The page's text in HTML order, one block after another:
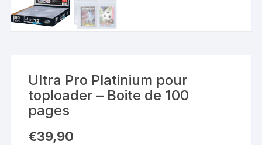
Ultra Pro Platinium pour
toploader – Boite de 100
pages
€39,90